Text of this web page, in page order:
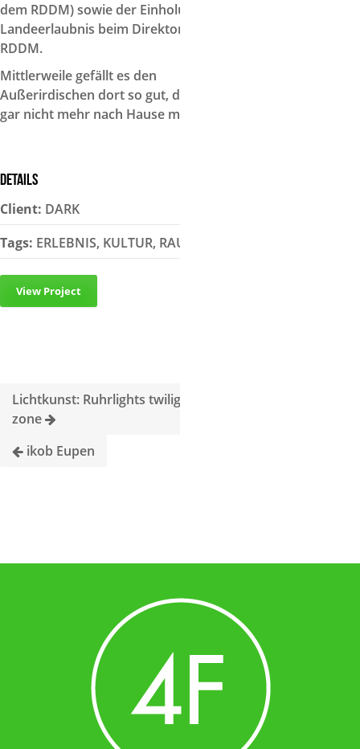
dem RDDM) sowie der Einholung der
Landeerlaubnis beim Direktor des
RDDM.
Mittlerweile gefällt es den
Außerirdischen dort so gut, dass sie
gar nicht mehr nach Hause möchten.
Details
Client: DARK
Tags: ERLEBNIS, KULTUR, RAUM
View Project
Lichtkunst: Ruhrlights twilight
zone
ikob Eupen